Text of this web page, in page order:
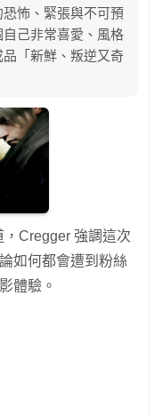
怖、緊張與不可預
己非常喜愛、風格
「新鮮、叛逆又奇
Cregger 強調這次
如何都會遭到粉絲
體驗。